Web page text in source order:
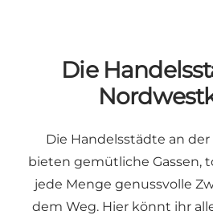
Die
Die Handelsstädte an
bieten gemütliche Gassen,
jede Menge genussvolle
dem Weg. Hier könnt ihr